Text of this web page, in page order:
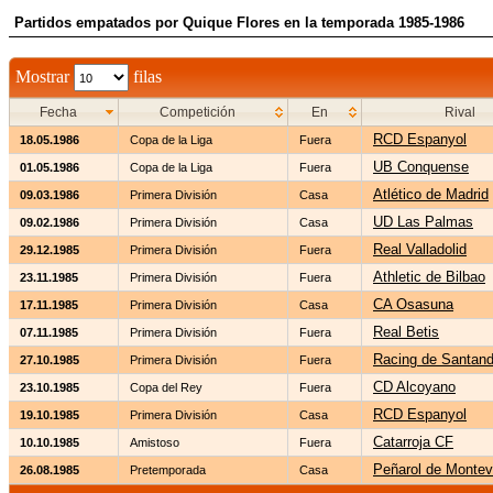
Partidos empatados por Quique Flores en la temporada 1985-1986
Mostrar filas
Fecha Competición En Rival
18.05.1986 Copa de la Liga Fuera RCD Espanyol
01.05.1986 Copa de la Liga Fuera UB Conquense
09.03.1986 Primera División Casa Atlético de Madrid
09.02.1986 Primera División Casa UD Las Palmas
29.12.1985 Primera División Fuera Real Valladolid
23.11.1985 Primera División Fuera Athletic de Bilbao
17.11.1985 Primera División Casa CA Osasuna
07.11.1985 Primera División Fuera Real Betis
27.10.1985 Primera División Fuera Racing de
23.10.1985 Copa del Rey Fuera CD Alcoyano
19.10.1985 Primera División Casa RCD Espanyol
10.10.1985 Amistoso Fuera Catarroja CF
26.08.1985 Pretemporada Casa Peñarol de